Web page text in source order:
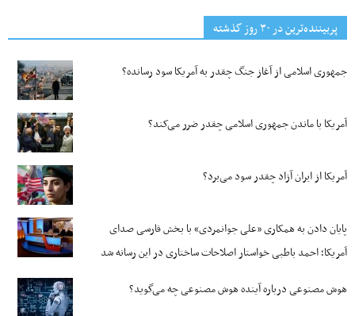
پربیننده‌ترین‌ در ۳۰ روز گذشته
جمهوری اسلامی از آغاز جنگ چقدر به آمریکا سود رسانده؟
آمریکا با ماندن جمهوری اسلامی چقدر ضرر می‌کند؟
آمریکا از ایران آزاد چقدر سود می‌برد؟
پایان دادن به همکاری «علی جوانمردی» با بخش فارسی صدای
آمریکا؛ احمد باطبی خواستار اصلاحات ساختاری در این رسانه شد
هوش مصنوعی درباره آینده هوش مصنوعی چه می‌گوید؟